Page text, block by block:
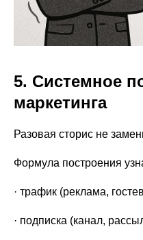
5. Системное
маркетинга
Разовая сторис не
Формула построения
· трафик (реклама,
· подписка (канал,